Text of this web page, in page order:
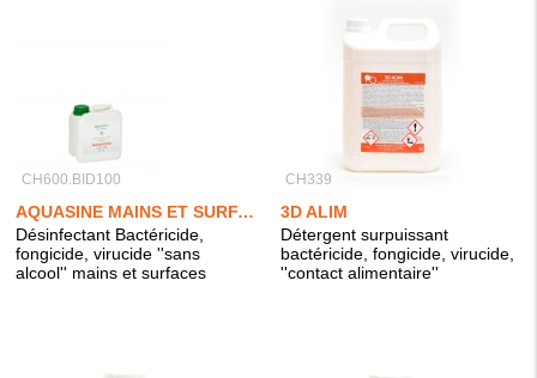
CH600.BID100
AQUASINE MAINS ET SURFACES
Désinfectant Bactéricide,
fongicide, virucide ''sans
alcool'' mains et surfaces
CH339
3D ALIM
Détergent surpuissant
bactéricide, fongicide, virucide,
''contact alimentaire''